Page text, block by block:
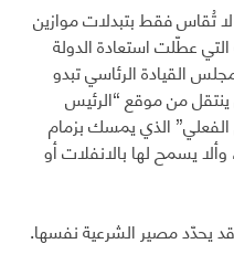
لا تُقاس فقط بتبدلات موازين
عطّلت استعادة الدولة
القيادة الرئاسي تبدو
ينتقل من موقع “الرئيس
الفعلي” الذي يمسك بزمام
يسمح لها بالانفلات أو
يحدّد مصير الشرعية نفسها.